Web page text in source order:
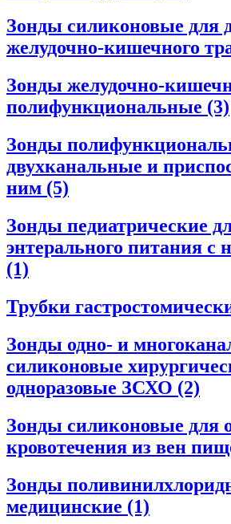
Зонды силиконовые для
желудочно-кишечного
Зонды желудочно-
полифункциональные (3)
Зонды
двухканальные и
ним (5)
Зонды педиатрические
энтерального питания с
(1)
Трубки
Зонды одно- и
силиконовые
одноразовые ЗСХО (2)
Зонды силиконовые для
кровотечения из вен
Зонды
медицинские (1)